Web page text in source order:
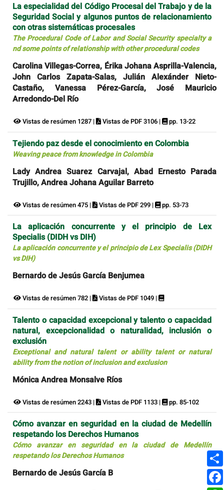
La especialidad del Código Procesal del Trabajo y de la
Seguridad Social y algunos puntos de relacionamiento
con otras sistemáticas procesales
The Procedural Code of Labor and Social Security specialty a
nd some points of relationship with other procedural codes
Carolina Villegas-Correa, Érika Johana Asprilla-Valencia,
John Carlos Zapata-Salas, Julián Alexánder Nieto-
Castaño, Vanessa Pérez-García, José Mauricio
Arredondo-Del Río
Vistas de resúmen 1287 | Vistas de PDF 3106 | pp. 13-22
Tejiendo paz desde el conocimiento en Colombia
Weaving peace from knowledge in Colombia
Lady Andrea Suarez Carvajal, Abad Ernesto Parada
Trujillo, Andrea Johana Aguilar Barreto
Vistas de resúmen 475 | Vistas de PDF 299 | pp. 53-73
La aplicación concurrente y el principio de Lex
Specialis (DIDH vs DIH)
La aplicación concurrente y el principio de Lex Specialis (DIDH
vs DIH)
Bernardo de Jesús García Benjumea
Vistas de resúmen 782 | Vistas de PDF 1049 |
Talento o capacidad excepcional y talento o capacidad
natural, excepcionalidad o naturalidad, inclusión o
exclusión
Exceptional and natural talent or ability talent or natural
ability from the notion of inclusion and exclusion
Mónica Andrea Monsalve Ríos
Vistas de resúmen 2243 | Vistas de PDF 1133 | pp. 85-102
Cómo avanzar en seguridad en la ciudad de Medellín
respetando los Derechos Humanos
Cómo avanzar en seguridad en la ciudad de Medellín
respetando los Derechos Humanos
Bernardo de Jesús García B